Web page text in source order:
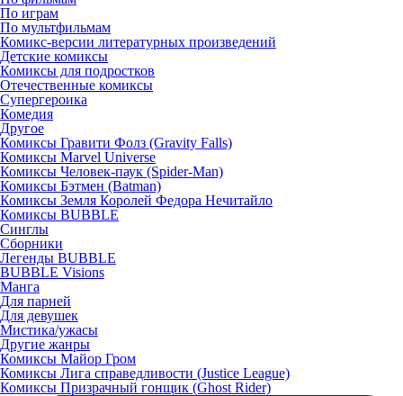
По играм
По мультфильмам
Комикс-версии литературных произведений
Детские комиксы
Комиксы для подростков
Отечественные комиксы
Супергероика
Комедия
Другое
Комиксы Гравити Фолз (Gravity Falls)
Комиксы Marvel Universe
Комиксы Человек-паук (Spider-Man)
Комиксы Бэтмен (Batman)
Комиксы Земля Королей Федора Нечитайло
Комиксы BUBBLE
Синглы
Сборники
Легенды BUBBLE
BUBBLE Visions
Манга
Для парней
Для девушек
Мистика/ужасы
Другие жанры
Комиксы Майор Гром
Комиксы Лига справедливости (Justice League)
Комиксы Призрачный гонщик (Ghost Rider)